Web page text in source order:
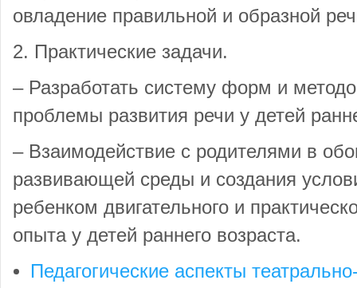
овладение правильной и образной
2. Практические задачи.
– Разработать систему форм и
проблемы развития речи у детей
– Взаимодействие с родителями в
развивающей среды и создания
ребенком двигательного и
опыта у детей раннего возраста.
Педагогические аспекты